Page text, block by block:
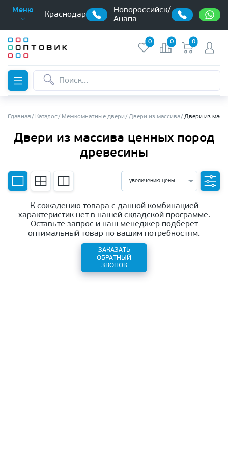
Меню
Краснодар
Новороссийск/
Анапа
0 0 0
Главная Каталог Межкомнатные двери Двери из массива Двери из
Двери из массива ценных пород
древесины
увеличению цены
К сожалению товара с данной комбинацией
характеристик нет в нашей складской программе.
Оставьте запрос и наш менеджер подберет
оптимальный товар по вашим потребностям.
ЗАКАЗАТЬ
ОБРАТНЫЙ
ЗВОНОК